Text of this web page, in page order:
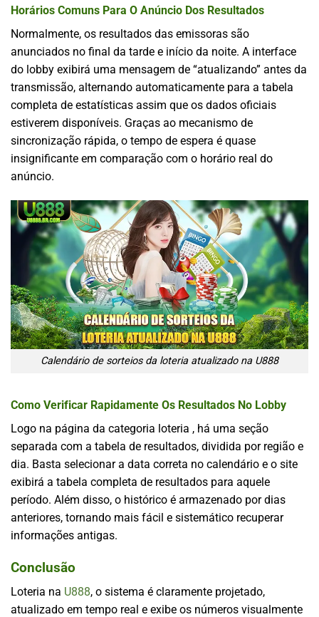
Horários Comuns Para O Anúncio Dos Resultados
Normalmente, os resultados das emissoras são
anunciados no final da tarde e início da noite. A interface
do lobby exibirá uma mensagem de “atualizando” antes da
transmissão, alternando automaticamente para a tabela
completa de estatísticas assim que os dados oficiais
estiverem disponíveis. Graças ao mecanismo de
sincronização rápida, o tempo de espera é quase
insignificante em comparação com o horário real do
anúncio.
Calendário de sorteios da loteria atualizado na U888
Como Verificar Rapidamente Os Resultados No Lobby
Logo na página da categoria loteria , há uma seção
separada com a tabela de resultados, dividida por região e
dia. Basta selecionar a data correta no calendário e o site
exibirá a tabela completa de resultados para aquele
período. Além disso, o histórico é armazenado por dias
anteriores, tornando mais fácil e sistemático recuperar
informações antigas.
Conclusão
Loteria na U888, o sistema é claramente projetado,
atualizado em tempo real e exibe os números visualmente